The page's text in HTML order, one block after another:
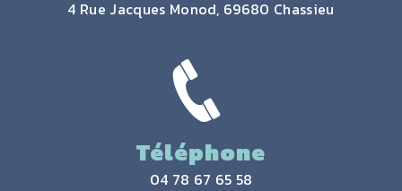
4 Rue Jacques Monod, 69680 Chassieu
Téléphone
04 78 67 65 58